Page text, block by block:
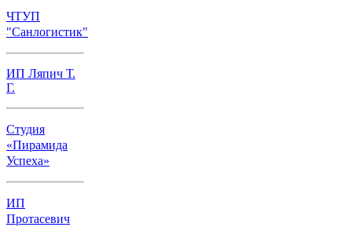
ЧТУП
"Санлогистик"
ИП Ляпич Т.
Г.
Студия
«Пирамида
Успеха»
ИП
Протасевич